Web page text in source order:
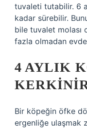
tuvaleti tutabilir. 6
kadar sürebilir.
bile tuvalet molası
fazla olmadan evde
4 AYLIK
Bir köpeğin öfke
ergenliğe ulaşmak